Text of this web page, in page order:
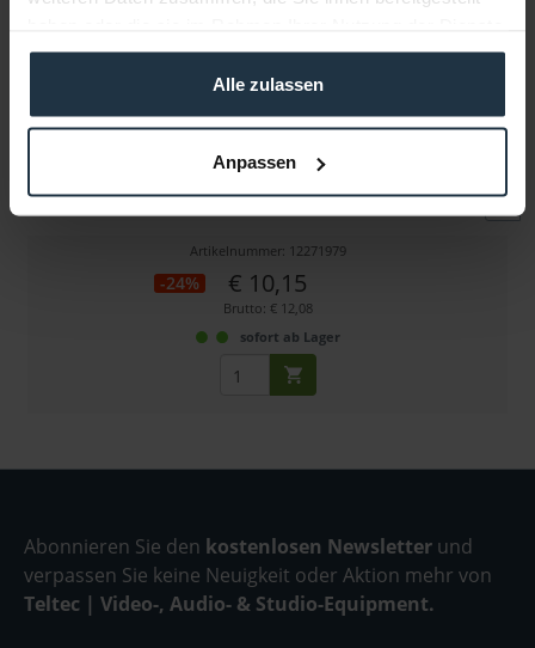
gesammelt haben.
Alle zulassen
Anpassen
Rode SC7 Spiralkabel, TRRS Adapterkabel
Artikelnummer: 12271979
-24% € 10,15
Brutto: € 12,08
sofort ab Lager
Abonnieren Sie den kostenlosen Newsletter und
verpassen Sie keine Neuigkeit oder Aktion mehr von
Teltec | Video-, Audio- & Studio-Equipment.